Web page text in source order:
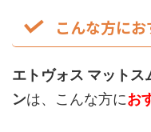
こんな方に
エトヴォス マットス
ンは、こんな方にお